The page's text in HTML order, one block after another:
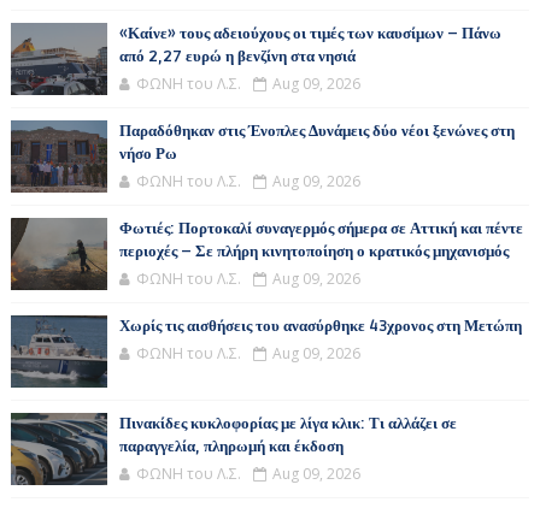
«Καίνε» τους αδειούχους οι τιμές των καυσίμων – Πάνω
από 2,27 ευρώ η βενζίνη στα νησιά
ΦΩΝΗ του Λ.Σ. Aug 09, 2026
Παραδόθηκαν στις Ένοπλες Δυνάμεις δύο νέοι ξενώνες στη
νήσο Ρω
ΦΩΝΗ του Λ.Σ. Aug 09, 2026
Φωτιές: Πορτοκαλί συναγερμός σήμερα σε Αττική και πέντε
περιοχές – Σε πλήρη κινητοποίηση ο κρατικός μηχανισμός
ΦΩΝΗ του Λ.Σ. Aug 09, 2026
Χωρίς τις αισθήσεις του ανασύρθηκε 43χρονος στη Μετώπη
ΦΩΝΗ του Λ.Σ. Aug 09, 2026
Πινακίδες κυκλοφορίας με λίγα κλικ: Τι αλλάζει σε
παραγγελία, πληρωμή και έκδοση
ΦΩΝΗ του Λ.Σ. Aug 09, 2026